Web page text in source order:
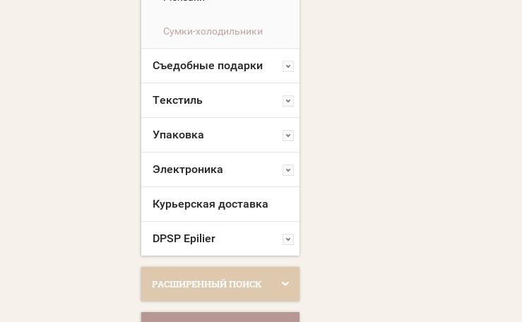
Сумки-холодильники
Съедобные подарки
Текстиль
Упаковка
Электроника
Курьерская доставка
DPSP Epilier
РАСШИРЕННЫЙ ПОИСК